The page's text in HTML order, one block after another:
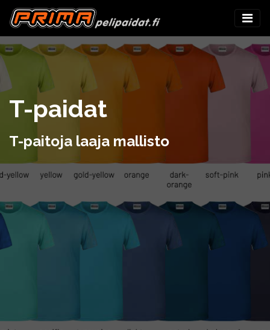
T-paidat
T-paitoja laaja mallisto